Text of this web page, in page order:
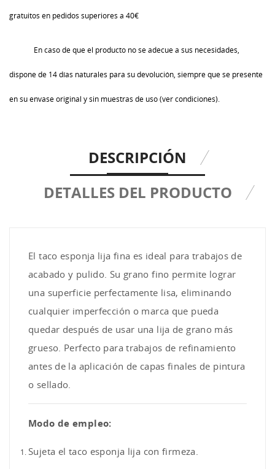
gratuitos en pedidos superiores a 40€
En caso de que el producto no se adecue a sus necesidades,
dispone de 14 días naturales para su devolución, siempre que se presente
en su envase original y sin muestras de uso (ver condiciones).
DESCRIPCIÓN
DETALLES DEL PRODUCTO
El taco esponja lija fina es ideal para trabajos de
acabado y pulido. Su grano fino permite lograr
una superficie perfectamente lisa, eliminando
cualquier imperfección o marca que pueda
quedar después de usar una lija de grano más
grueso. Perfecto para trabajos de refinamiento
antes de la aplicación de capas finales de pintura
o sellado.
Modo de empleo:
Sujeta el taco esponja lija con firmeza.